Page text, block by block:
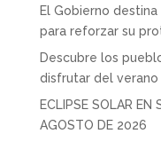
El Gobierno
para reforzar su
Descubre los
disfrutar del verano
ECLIPSE SOLAR EN
AGOSTO DE 2026